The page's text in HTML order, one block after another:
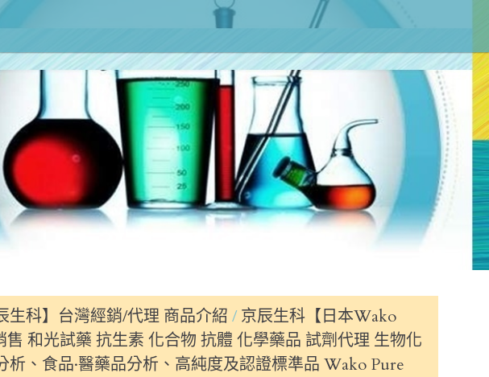
生科】台灣經銷/代理 商品介紹 京辰生科【日本Wako
和光試藥 抗生素 化合物 抗體 化學藥品 試劑代理 生物化
、食品·醫藥品分析、高純度及認證標準品 Wako Pure